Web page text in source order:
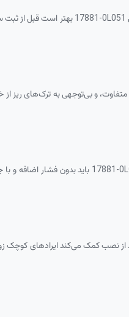
17881-0L051 بهتر است قبل از ثبت
اما جای سنسور یا دهانه متفاوت، و بی‌توجهی به
17881- باید بدون فشار اضافه و
از نصب کمک می‌کند ایرادهای کوچک